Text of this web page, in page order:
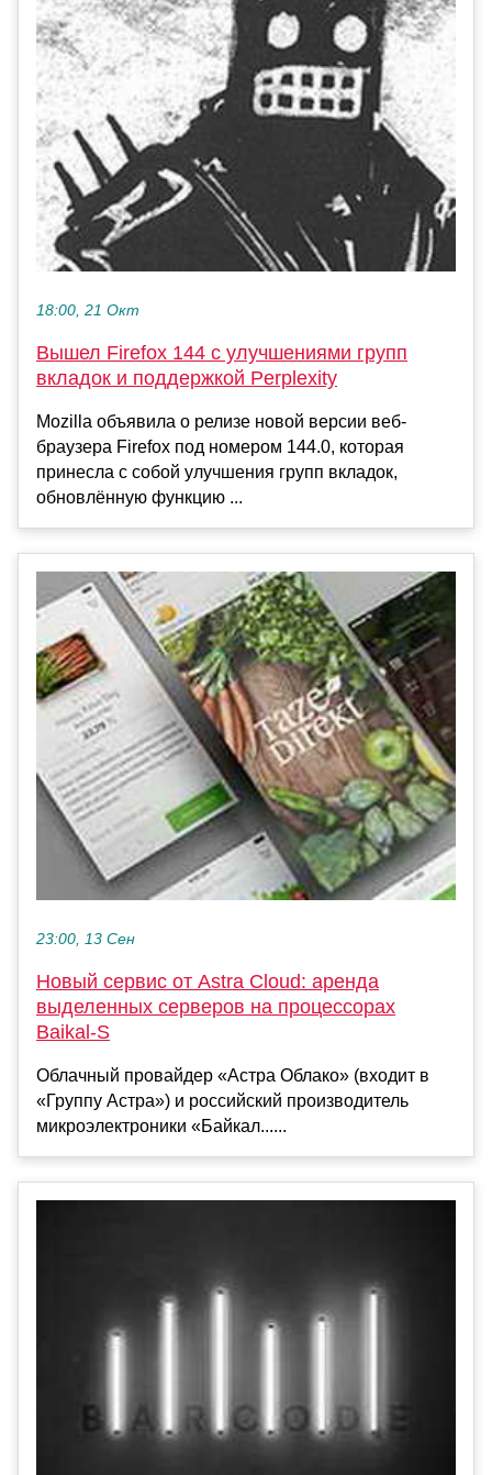
18:00, 21 Окт
Вышел Firefox 144 с улучшениями групп
вкладок и поддержкой Perplexity
Mozilla объявила о релизе новой версии веб-
браузера Firefox под номером 144.0, которая
принесла с собой улучшения групп вкладок,
обновлённую функцию ...
23:00, 13 Сен
Новый сервис от Astra Cloud: аренда
выделенных серверов на процессорах
Baikal-S
Облачный провайдер «Астра Облако» (входит в
«Группу Астра») и российский производитель
микроэлектроники «Байкал......